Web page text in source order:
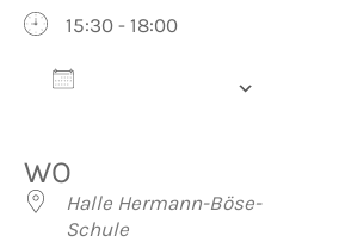
15:30 - 18:00
WO
Halle Hermann-Böse-
Schule